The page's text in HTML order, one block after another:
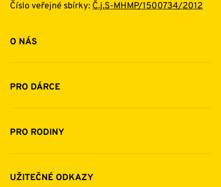
Číslo veřejné sbírky: Č.j.S-MHMP/1500734/2012
O NÁS
Základní informace o nadaci
Historie a zakladatelé
Financování
Pomoc v číslech
Napsali o nás
PRO DÁRCE
Jak pomáhat
Daňová uznatelnost darů
Další možnosti pomoci
Zpravodaje
PRO RODINY
Komu a jak pomáháme
Pravidla poskytování finanční pomoci
UŽITEČNÉ ODKAZY